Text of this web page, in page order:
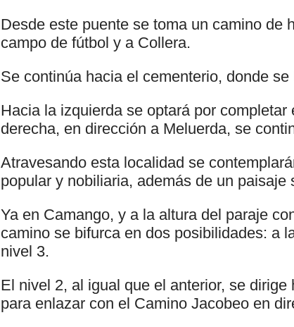
Desde este puente se toma un camino de
campo de fútbol y a Collera.
Se continúa hacia el cementerio, donde
Hacia la izquierda se optará por
derecha, en dirección a Meluerda, se
Atravesando esta localidad se
popular y nobiliaria, además de un paisaje
Ya en Camango, y a la altura del paraje
camino se bifurca en dos posibilidades: a
nivel 3.
El nivel 2, al igual que el anterior, se
para enlazar con el Camino Jacobeo en